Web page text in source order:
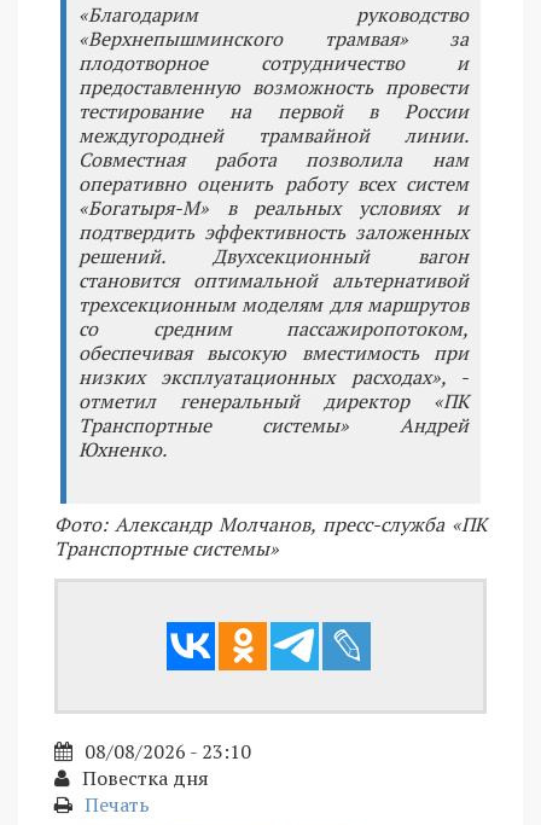
«Благодарим руководство
«Верхнепышминского трамвая» за
плодотворное сотрудничество и
предоставленную возможность провести
тестирование на первой в России
междугородней трамвайной линии.
Совместная работа позволила нам
оперативно оценить работу всех систем
«Богатыря-М» в реальных условиях и
подтвердить эффективность заложенных
решений. Двухсекционный вагон
становится оптимальной альтернативой
трехсекционным моделям для маршрутов
со средним пассажиропотоком,
обеспечивая высокую вместимость при
низких эксплуатационных расходах», -
отметил генеральный директор «ПК
Транспортные системы» Андрей
Юхненко.
Фото: Александр Молчанов, пресс-служба «ПК
Транспортные системы»
08/08/2026 - 23:10
Повестка дня
Печать